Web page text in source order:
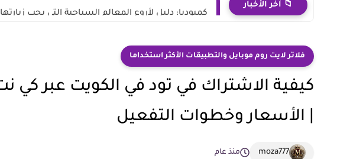
📁 آخر الأخبار
كمبوديا: دليل لأروع المعالم السياحية التي يجب زيارتها
فلاتر لايت روم موبايل والتطبيقات الأكثر استخداما
| الأسعار وخطوات التفعيل
moza777 منذ عام